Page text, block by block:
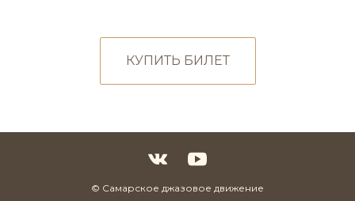
КУПИТЬ БИЛЕТ
© Самарское джазовое движение